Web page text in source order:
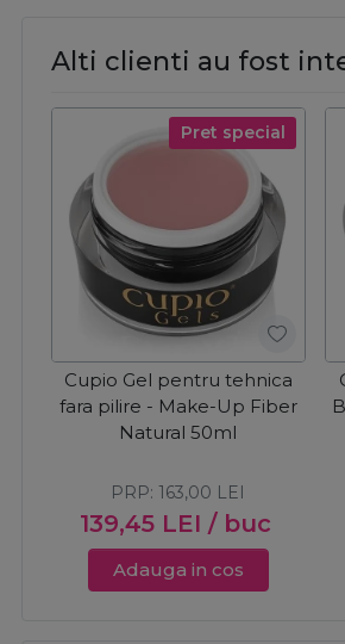
Alti clienti au fost
Pret special
Cupio Gel pentru tehnica
fara pilire - Make-Up Fiber
Natural 50ml
139,45 LEI / buc
PRP:163,00 LEI
Adauga in cos